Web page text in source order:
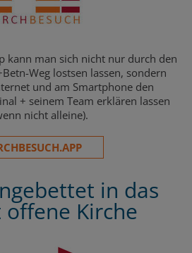
kann man sich nicht nur durch den
Weg lostsen lassen, sondern
und am Smartphone den
+ seinem Team erklären lassen
nicht alleine).
in das
offene Kirche